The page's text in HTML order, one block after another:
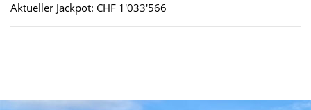
Aktueller Jackpot: CHF 1'033'566